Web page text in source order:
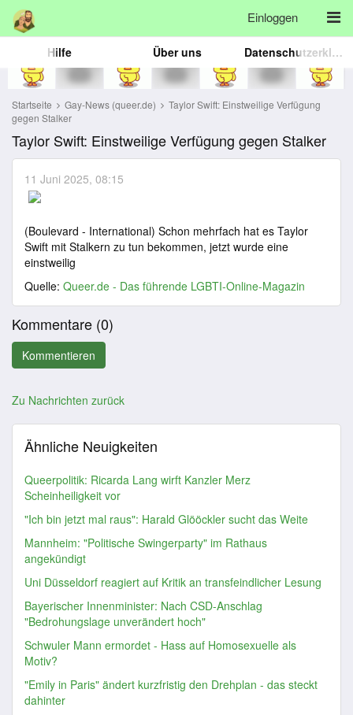
Einloggen
Hilfe Über uns Datenschutzerklärung
Startseite Gay-News (queer.de)
Taylor Swift: Einstweilige Verfügung
gegen Stalker
Taylor Swift: Einstweilige Verfügung gegen Stalker
11 Juni 2025, 08:15
(Boulevard - International) Schon mehrfach hat es Taylor
Swift mit Stalkern zu tun bekommen, jetzt wurde eine
einstweilig
Quelle: Queer.de - Das führende LGBTI-Online-Magazin
Kommentare (0)
Zu Nachrichten zurück
Ähnliche Neuigkeiten
Queerpolitik: Ricarda Lang wirft Kanzler Merz
Scheinheiligkeit vor
"Ich bin jetzt mal raus": Harald Glööckler sucht das Weite
Mannheim: "Politische Swingerparty" im Rathaus
angekündigt
Uni Düsseldorf reagiert auf Kritik an transfeindlicher Lesung
Bayerischer Innenminister: Nach CSD-Anschlag
"Bedrohungslage unverändert hoch"
Schwuler Mann ermordet - Hass auf Homosexuelle als
Motiv?
"Emily in Paris" ändert kurzfristig den Drehplan - das steckt
dahinter